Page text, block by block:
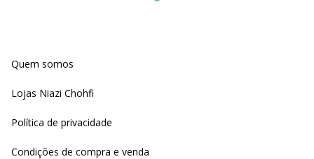
Quem somos
Lojas Niazi Chohfi
Política de privacidade
Condições de compra e venda